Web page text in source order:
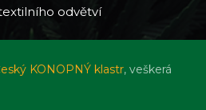
odvětví
KONOPNÝ klastr, veškerá